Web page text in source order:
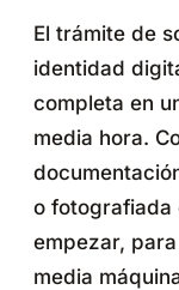
El trámite de
identidad
completa en
media hora.
o
empezar,
media